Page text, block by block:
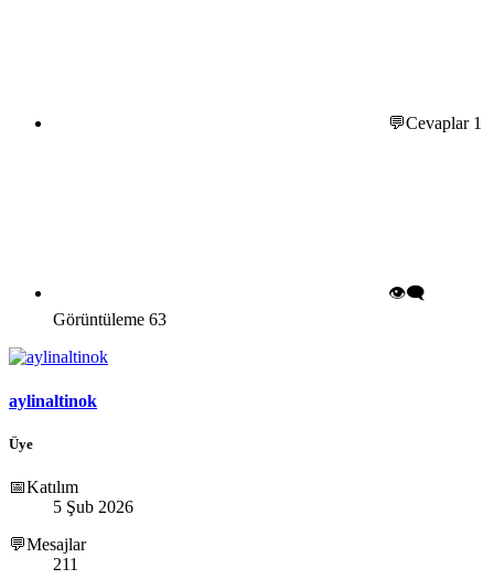
💬Cevaplar1
👁️‍🗨️
Görüntüleme 63
aylinaltinok
Üye
📅Katılım
5 Şub 2026
💬Mesajlar
211